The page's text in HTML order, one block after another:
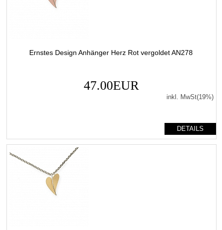
Ernstes Design Anhänger Herz Rot vergoldet AN278
47.00EUR
inkl. MwSt(19%)
DETAILS